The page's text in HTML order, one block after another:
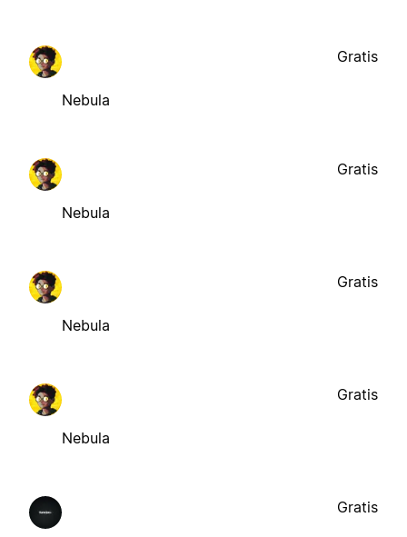
Nebula
Gratis
Nebula
Gratis
Nebula
Gratis
Nebula
Gratis
Gratis